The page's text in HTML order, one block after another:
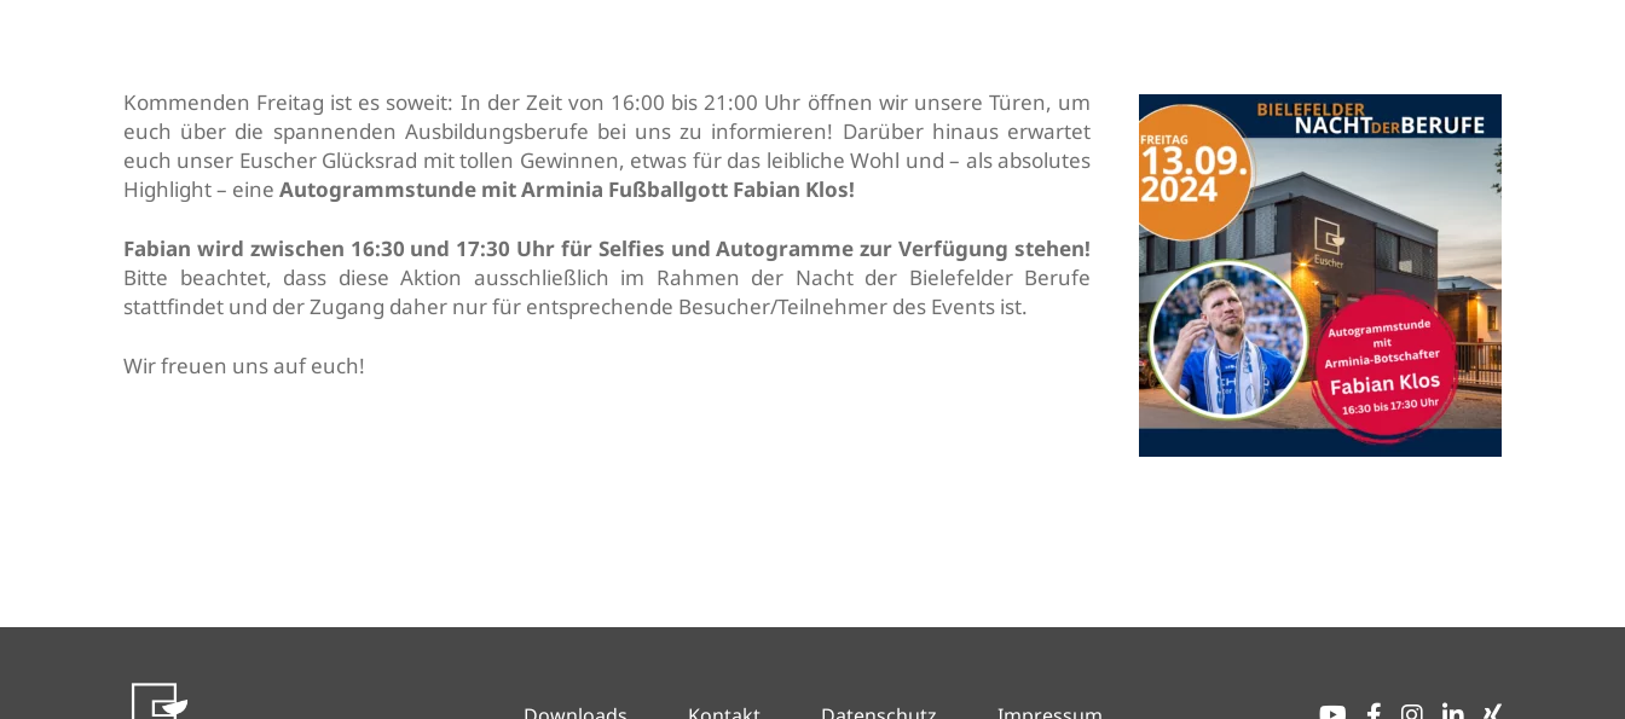
Kommenden Freitag ist es soweit: In der Zeit von 16:00 bis 21:00 Uhr öffnen wir unsere Türen, um
euch über die spannenden Ausbildungsberufe bei uns zu informieren! Darüber hinaus erwartet
euch unser Euscher Glücksrad mit tollen Gewinnen, etwas für das leibliche Wohl und – als absolutes
Highlight – eine Autogrammstunde mit Arminia Fußballgott Fabian Klos!
Fabian wird zwischen 16:30 und 17:30 Uhr für Selfies und Autogramme zur Verfügung stehen!
Bitte beachtet, dass diese Aktion ausschließlich im Rahmen der Nacht der Bielefelder Berufe
stattfindet und der Zugang daher nur für entsprechende Besucher/Teilnehmer des Events ist.
Wir freuen uns auf euch!